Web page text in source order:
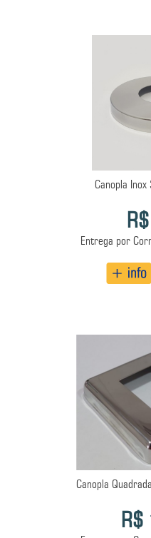
Canopla
Entrega por
Canopla
R$